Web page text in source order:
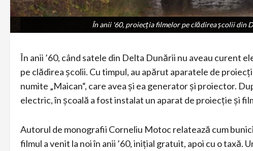
În anii '60, proiecția filmelor pe clădirea școlii din
În anii '60, proiecția filmelor pe clădirea școlii din
În anii ’60, când satele din Delta Dunării nu aveau curent
pe clădirea școlii. Cu timpul, au apărut aparatele de
numite „Maican“, care avea și ea generator și proiector.
electric, în școală a fost instalat un aparat de proiecție și
Autorul de monografii Corneliu Motoc relatează cum
filmul a venit la noi în anii ’60, inițial gratuit, apoi cu o taxă.